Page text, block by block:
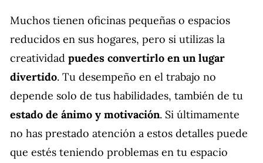
Muchos tienen oficinas pequeñas o espacios
reducidos en sus hogares, pero si utilizas la
creatividad puedes convertirlo en un lugar
divertido. Tu desempeño en el trabajo no
depende solo de tus habilidades, también de tu
estado de ánimo y motivación. Si últimamente
no has prestado atención a estos detalles puede
que estés teniendo problemas en tu espacio